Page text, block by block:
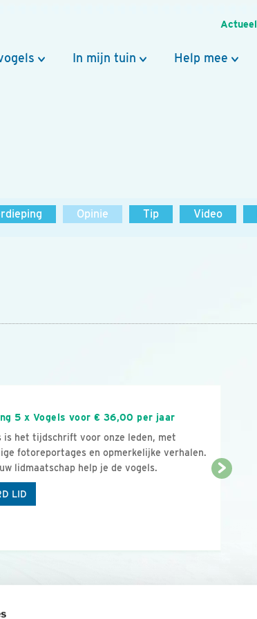
Actueel
In mijn tuin Help mee
Opinie Tip Video
5 x Vogels voor € 36,00 per jaar
is het tijdschrift voor onze leden, met
fotoreportages en opmerkelijke verhalen.
lidmaatschap help je de vogels.
LID